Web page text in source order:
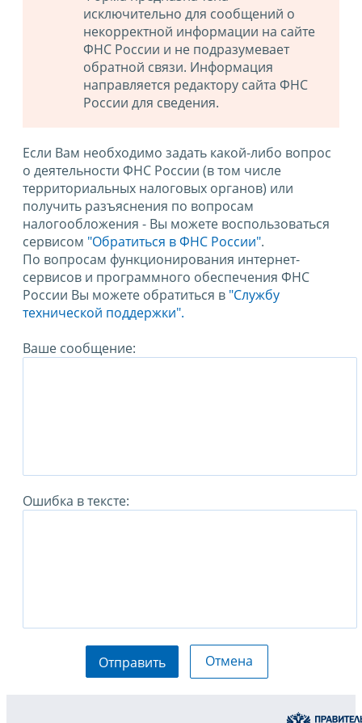
исключительно для сообщений о
некорректной информации на сайте
ФНС России и не подразумевает
обратной связи. Информация
направляется редактору сайта ФНС
России для сведения.
Если Вам необходимо задать какой-либо вопрос
о деятельности ФНС России (в том числе
территориальных налоговых органов) или
получить разъяснения по вопросам
налогообложения - Вы можете воспользоваться
сервисом "Обратиться в ФНС России".
По вопросам функционирования интернет-
сервисов и программного обеспечения ФНС
России Вы можете обратиться в "Службу
технической поддержки".
Ваше сообщение:
Ошибка в тексте:
Отправить Отмена